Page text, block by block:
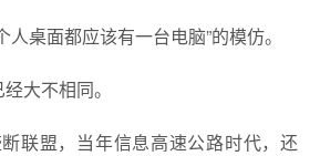
桌面都应该有一台电脑”的模仿。
大不相同。
断联盟，当年信息高速公路时代，还